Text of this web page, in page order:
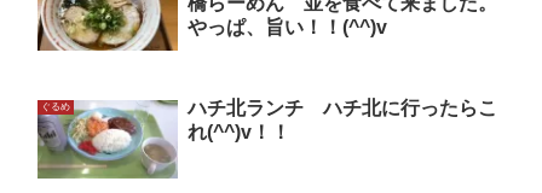
やっぱ、旨い！！(^^)v
ぐるめ
ハチ北ランチ ハチ北に行ったらこ
れ(^^)v！！